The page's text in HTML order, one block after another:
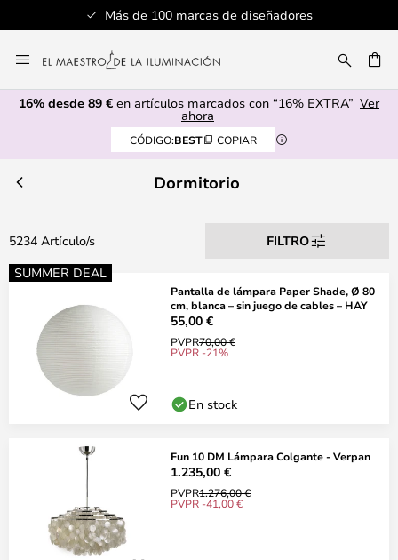
Servicio al cliente
al
contenido
16% desde 89 € en artículos marcados con “16% EXTRA” Ver
ahora
CÓDIGO:BEST COPIAR
Dormitorio
5234 Artículo/s
FILTRO
SUMMER DEAL
Pantalla de lámpara Paper Shade, Ø 80
cm, blanca – sin juego de cables – HAY
55,00 €
PVPR70,00 €
PVPR -21%
En stock
Fun 10 DM Lámpara Colgante - Verpan
1.235,00 €
PVPR1.276,00 €
PVPR -41,00 €